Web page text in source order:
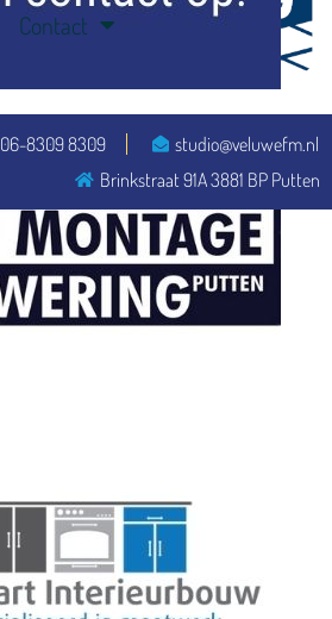
Contact
06-8309 8309
studio@veluwefm.nl
Brinkstraat 91A 3881 BP Putten